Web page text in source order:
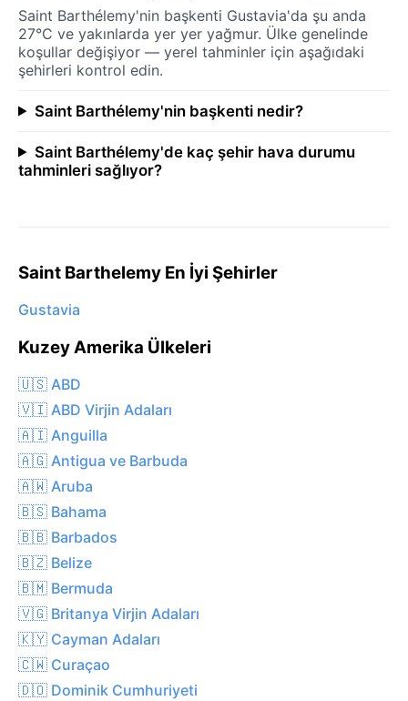
Saint Barthélemy'nin başkenti Gustavia'da şu anda
27°C ve yakınlarda yer yer yağmur. Ülke genelinde
koşullar değişiyor — yerel tahminler için aşağıdaki
şehirleri kontrol edin.
Saint Barthélemy'nin başkenti nedir?
Saint Barthélemy'de kaç şehir hava durumu
tahminleri sağlıyor?
Saint Barthelemy En İyi Şehirler
Gustavia
Kuzey Amerika Ülkeleri
🇺🇸 ABD
🇻🇮 ABD Virjin Adaları
🇦🇮 Anguilla
🇦🇬 Antigua ve Barbuda
🇦🇼 Aruba
🇧🇸 Bahama
🇧🇧 Barbados
🇧🇿 Belize
🇧🇲 Bermuda
🇻🇬 Britanya Virjin Adaları
🇰🇾 Cayman Adaları
🇨🇼 Curaçao
🇩🇴 Dominik Cumhuriyeti